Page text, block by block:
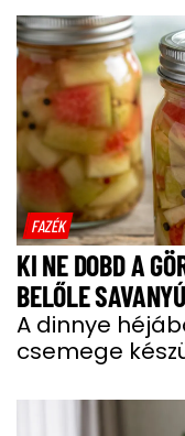
FAZÉK
KI NE DOBD A
BELŐLE
A dinnye
csemege